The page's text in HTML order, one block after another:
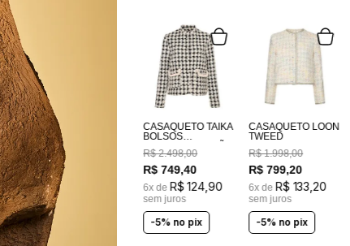
CASAQUETO TAIKA
BOLSOS
BORDADOS A MÃO
R$ 2.498,00
R$ 749,40
6x de R$ 124,90
sem juros
-5% no pix
CASAQUETO LOON
TWEED
R$ 1.998,00
R$ 799,20
6x de R$ 133 20
sem juros
-5% no pix